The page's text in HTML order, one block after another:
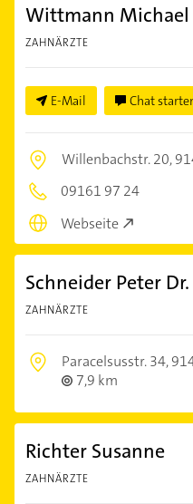
Wittmann Michael
ZAHNÄRZTE
E-Mail Chat
Willenbachstr. 20,
09161 97 24
Webseite
Schneider Peter Dr.
ZAHNÄRZTE
Paracelsusstr. 34,
7,9 km
Richter Susanne
ZAHNÄRZTE